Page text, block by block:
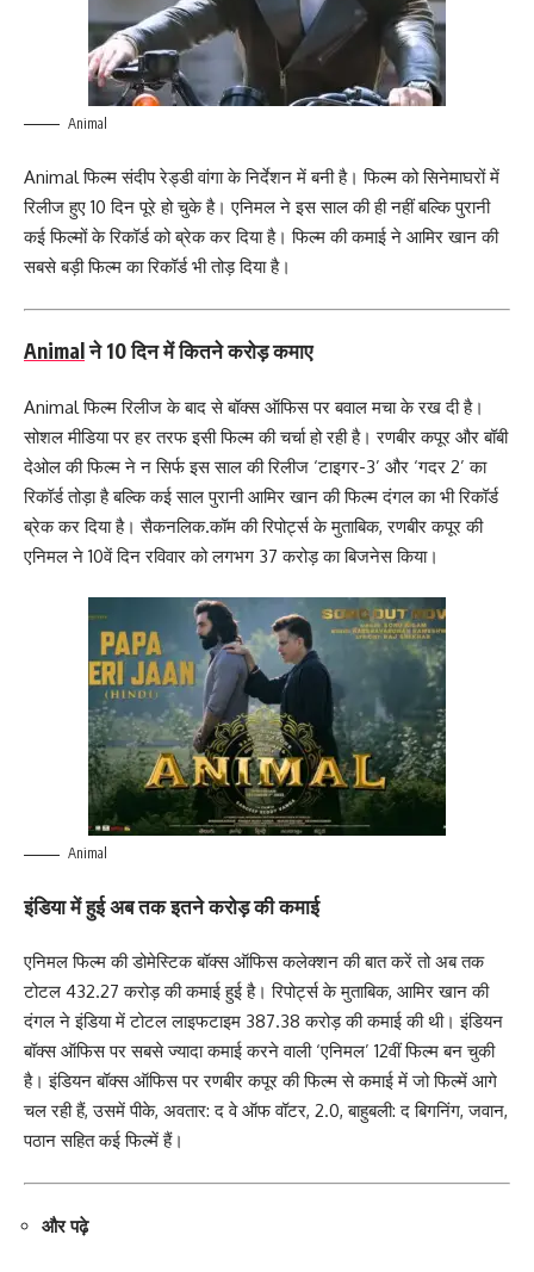
Animal
Animal फिल्म संदीप रेड्डी वांगा के निर्देशन में बनी है। फिल्म को सिनेमाघरों में
रिलीज हुए 10 दिन पूरे हो चुके है। एनिमल ने इस साल की ही नहीं बल्कि पुरानी
कई फिल्मों के रिकॉर्ड को ब्रेक कर दिया है। फिल्म की कमाई ने आमिर खान की
सबसे बड़ी फिल्म का रिकॉर्ड भी तोड़ दिया है।
Animalने 10 दिन में कितने करोड़ कमाए
Animal फिल्म रिलीज के बाद से बॉक्स ऑफिस पर बवाल मचा के रख दी है।
सोशल मीडिया पर हर तरफ इसी फिल्म की चर्चा हो रही है। रणबीर कपूर और बॉबी
देओल की फिल्म ने न सिर्फ इस साल की रिलीज ‘टाइगर-3’ और ‘गदर 2’ का
रिकॉर्ड तोड़ा है बल्कि कई साल पुरानी आमिर खान की फिल्म दंगल का भी रिकॉर्ड
ब्रेक कर दिया है। सैकनलिक.कॉम की रिपोर्ट्स के मुताबिक, रणबीर कपूर की
एनिमल ने 10वें दिन रविवार को लगभग 37 करोड़ का बिजनेस किया।
Animal
इंडिया में हुई अब तक इतने करोड़ की कमाई
एनिमल फिल्म की डोमेस्टिक बॉक्स ऑफिस कलेक्शन की बात करें तो अब तक
टोटल 432.27 करोड़ की कमाई हुई है। रिपोर्ट्स के मुताबिक, आमिर खान की
दंगल ने इंडिया में टोटल लाइफटाइम 387.38 करोड़ की कमाई की थी। इंडियन
बॉक्स ऑफिस पर सबसे ज्यादा कमाई करने वाली ‘एनिमल’ 12वीं फिल्म बन चुकी
है। इंडियन बॉक्स ऑफिस पर रणबीर कपूर की फिल्म से कमाई में जो फिल्में आगे
चल रही हैं, उसमें पीके, अवतार: द वे ऑफ वॉटर, 2.0, बाहुबली: द बिगनिंग, जवान,
पठान सहित कई फिल्में हैं।
और पढ़े